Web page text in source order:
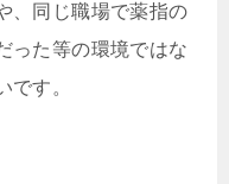
、同じ職場で薬指の
った等の環境ではな
です。